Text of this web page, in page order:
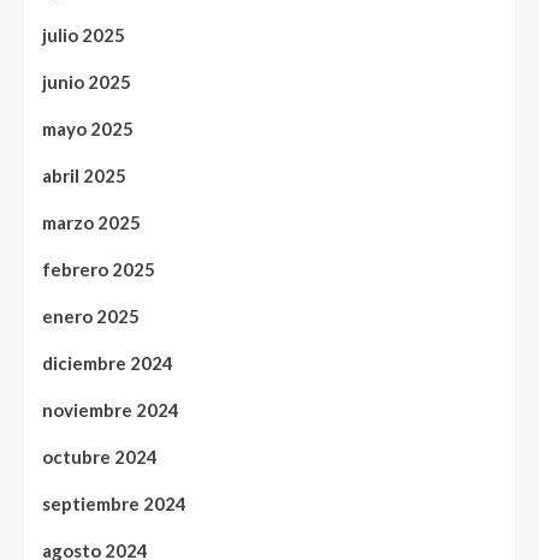
julio 2025
junio 2025
mayo 2025
abril 2025
marzo 2025
febrero 2025
enero 2025
diciembre 2024
noviembre 2024
octubre 2024
septiembre 2024
agosto 2024